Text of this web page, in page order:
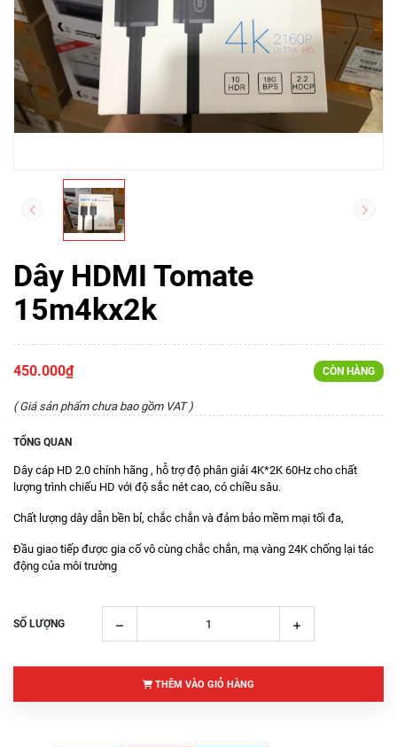
Dây HDMI Tomate
15m4kx2k
450.000₫ CÒN HÀNG
( Giá sản phẩm chưa bao gồm VAT )
TỔNG QUAN
Dây cáp HD 2.0 chính hãng , hỗ trợ độ phân giải 4K*2K 60Hz cho chất
lượng trình chiếu HD với độ sắc nét cao, có chiều sâu.
Chất lượng dây dẫn bền bỉ, chắc chắn và đảm bảo mềm mại tối đa,
Đầu giao tiếp được gia cố vô cùng chắc chắn, mạ vàng 24K chống lại tác
động của môi trường
SỐ LƯỢNG
THÊM VÀO GIỎ HÀNG